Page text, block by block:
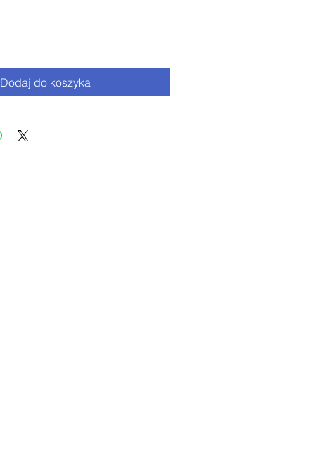
Dodaj do koszyka